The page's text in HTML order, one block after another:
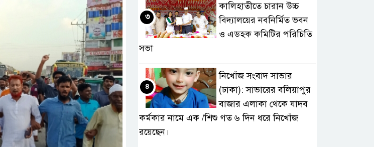
কালিহাতীতে চারান উচ্চ
বিদ্যালয়ের নবনির্মিত ভবন
ও এডহক কমিটির পরিচিতি
সভা
৩
নিখোঁজ সংবাদ সাভার
(ঢাকা): সাভারের বলিয়াপুর
বাজার এলাকা থেকে যাদব
কর্মকার নামে এক /শিশু গত ৬ দিন ধরে নিখোঁজ
রয়েছেন।
৪